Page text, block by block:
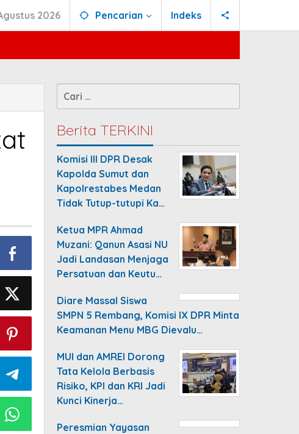
2026 Pencarian Indeks
Cari
untuk:
Berita TERKINI
Komisi III DPR Desak
Kapolda Sumut dan
Kapolrestabes Medan
Tidak Tutup-tutupi Ka…
Ketua MPR Ahmad
Muzani: Qanun Asasi NU
Jadi Landasan Menjaga
Persatuan dan Keutu…
Diare Massal Siswa
SMPN 5 Rembang, Komisi IX DPR Minta
Keamanan Menu MBG Dievalu…
MUI dan AMREI Dorong
Tata Kelola Berbasis
Risiko, KPI dan KRI Jadi
Kunci Kinerja…
Peresmian Yayasan